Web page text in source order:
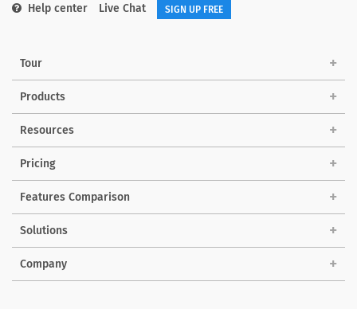
Help center Live Chat SIGN UP FREE
Tour
Products
Resources
Pricing
Features Comparison
Solutions
Company